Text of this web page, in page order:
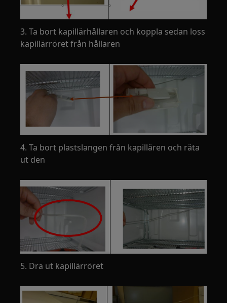
3. Ta bort kapillärhållaren och koppla sedan loss
kapillärröret från hållaren
4. Ta bort plastslangen från kapillären och räta
ut den
5. Dra ut kapillärröret